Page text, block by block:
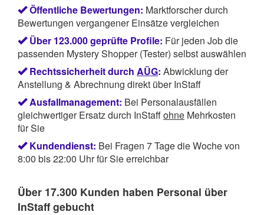
Öffentliche Bewertungen: Marktforscher durch
Bewertungen vergangener Einsätze vergleichen
Über 123.000 geprüfte Profile: Für jeden Job die
passenden Mystery Shopper (Tester) selbst auswählen
Rechtssicherheit durch AÜG: Abwicklung der
Anstellung & Abrechnung direkt über InStaff
Ausfallmanagement: Bei Personalausfällen
gleichwertiger Ersatz durch InStaffohne Mehrkosten
für Sie
Kundendienst: Bei Fragen 7 Tage die Woche von
8:00 bis 22:00 Uhr für Sie erreichbar
Über 17.300 Kunden haben Personal über
InStaff gebucht